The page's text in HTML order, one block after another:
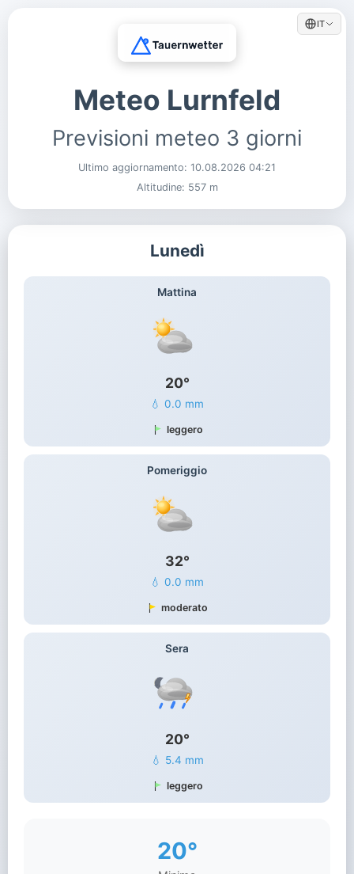
IT
Meteo Lurnfeld
Previsioni meteo 3 giorni
Ultimo aggiornamento: 10.08.2026 04:21
Altitudine: 557 m
Lunedì
Mattina
20°
💧 0.0 mm
leggero
Pomeriggio
32°
💧 0.0 mm
moderato
Sera
20°
💧 5.4 mm
leggero
20°